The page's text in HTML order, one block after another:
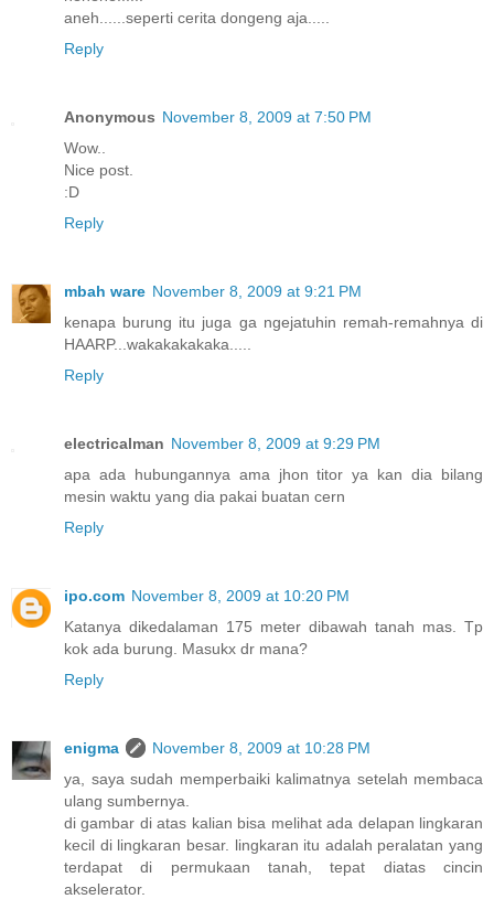
aneh......seperti cerita dongeng aja.....
Reply
Anonymous November 8, 2009 at 7:50 PM
Wow..
Nice post.
:D
Reply
mbah ware November 8, 2009 at 9:21 PM
kenapa burung itu juga ga ngejatuhin remah-remahnya di
HAARP...wakakakakaka.....
Reply
electricalman November 8, 2009 at 9:29 PM
apa ada hubungannya ama jhon titor ya kan dia bilang
mesin waktu yang dia pakai buatan cern
Reply
ipo.com November 8, 2009 at 10:20 PM
Katanya dikedalaman 175 meter dibawah tanah mas. Tp
kok ada burung. Masukx dr mana?
Reply
enigma
November 8, 2009 at 10:28 PM
ya, saya sudah memperbaiki kalimatnya setelah membaca
ulang sumbernya.
di gambar di atas kalian bisa melihat ada delapan lingkaran
kecil di lingkaran besar. lingkaran itu adalah peralatan yang
terdapat di permukaan tanah, tepat diatas cincin
akselerator.